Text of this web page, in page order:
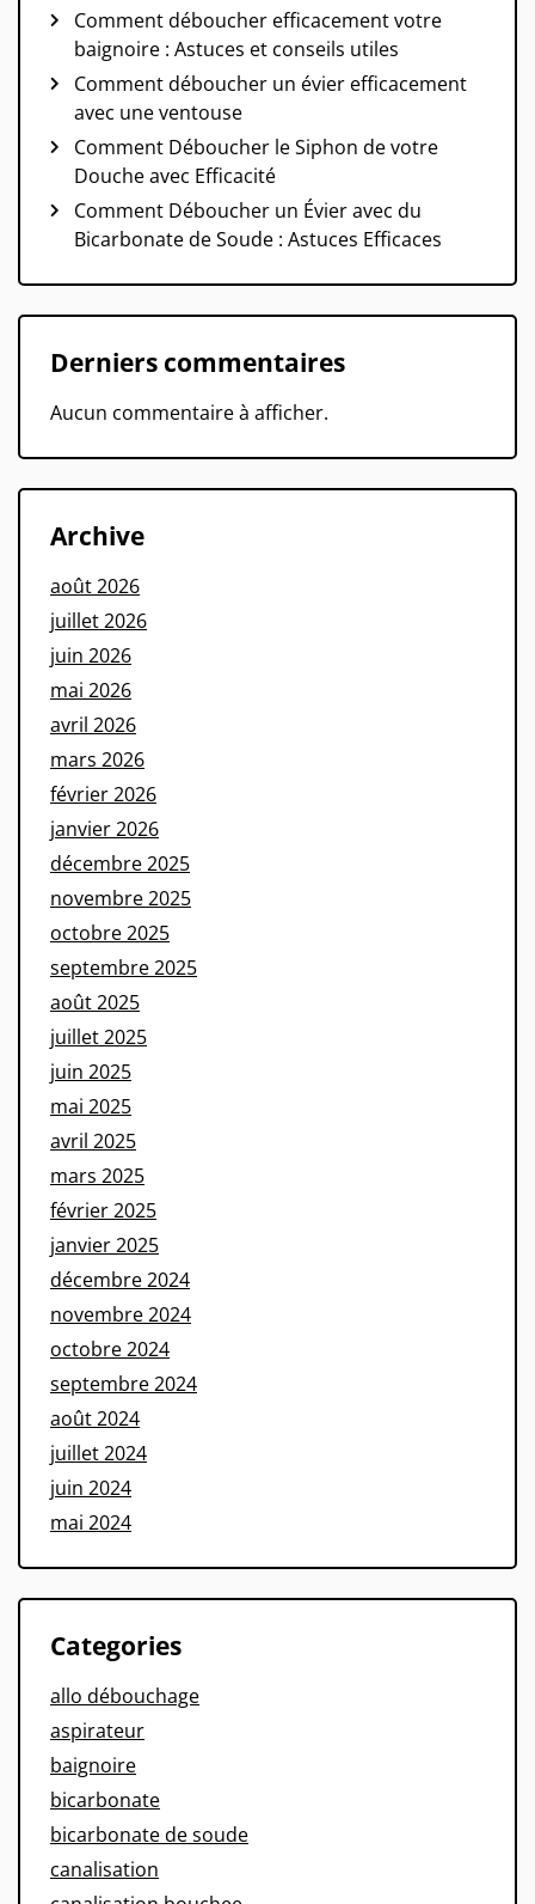
Comment déboucher efficacement votre
baignoire : Astuces et conseils utiles
Comment déboucher un évier efficacement
avec une ventouse
Comment Déboucher le Siphon de votre
Douche avec Efficacité
Comment Déboucher un Évier avec du
Bicarbonate de Soude : Astuces Efficaces
Derniers commentaires
Aucun commentaire à afficher.
Archive
août 2026
juillet 2026
juin 2026
mai 2026
avril 2026
mars 2026
février 2026
janvier 2026
décembre 2025
novembre 2025
octobre 2025
septembre 2025
août 2025
juillet 2025
juin 2025
mai 2025
avril 2025
mars 2025
février 2025
janvier 2025
décembre 2024
novembre 2024
octobre 2024
septembre 2024
août 2024
juillet 2024
juin 2024
mai 2024
Categories
allo débouchage
aspirateur
baignoire
bicarbonate
bicarbonate de soude
canalisation